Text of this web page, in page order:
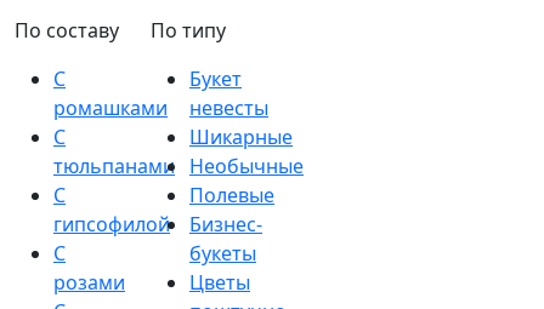
По составу
С
ромашками
С
тюльпанами
С
гипсофилой
С
розами
По типу
Букет
невесты
Шикарные
Необычные
Полевые
Бизнес-
букеты
Цветы